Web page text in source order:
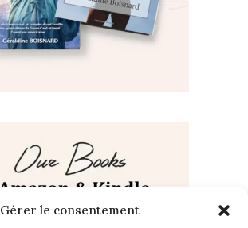
Gérer le consentement